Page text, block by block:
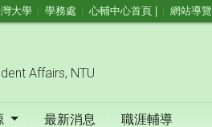
大學 學務處 心輔中心首頁 | 網站導覽
Affairs, NTU
最新消息 職涯輔導